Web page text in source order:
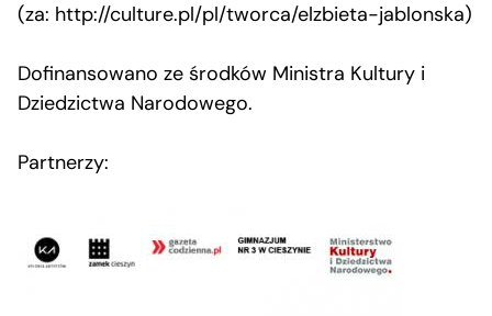
(za: http://culture.pl/pl/tworca/elzbieta-jablonska)
Dofinansowano ze środków Ministra Kultury i
Dziedzictwa Narodowego.
Partnerzy: